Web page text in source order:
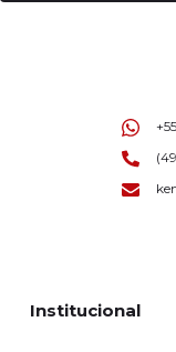
Institucional